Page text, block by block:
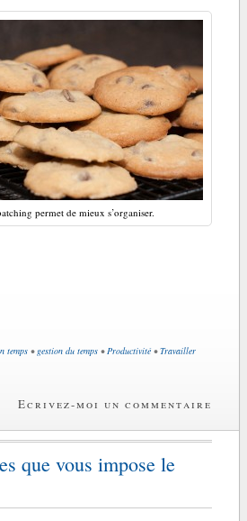
permet de mieux s’organiser.
temps • gestion du temps • Productivité •Travailler
Ecrivez-moi un commentaire
que vous impose le